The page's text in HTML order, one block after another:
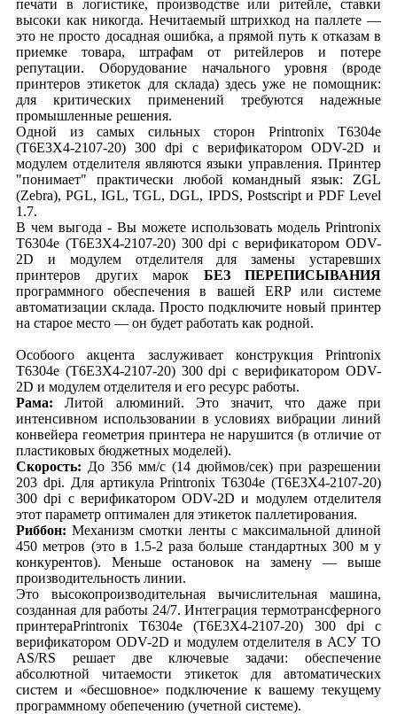
печати в логистике, производстве или ритейле, ставки
высоки как никогда. Нечитаемый штрихкод на паллете —
это не просто досадная ошибка, а прямой путь к отказам в
приемке товара, штрафам от ритейлеров и потере
репутации. Оборудование начального уровня (вроде
принтеров этикеток для склада) здесь уже не помощник:
для критических применений требуются надежные
промышленные решения.
Одной из самых сильных сторон Printronix T6304e
(T6E3X4-2107-20) 300 dpi с верификатором ODV-2D и
модулем отделителя являются языки управления. Принтер
"понимает" практически любой командный язык: ZGL
(Zebra), PGL, IGL, TGL, DGL, IPDS, Postscript и PDF Level
1.7.
В чем выгода - Вы можете использовать модель Printronix
T6304e (T6E3X4-2107-20) 300 dpi с верификатором ODV-
2D и модулем отделителя для замены устаревших
принтеров других марок БЕЗ ПЕРЕПИСЫВАНИЯ
программного обеспечения в вашей ERP или системе
автоматизации склада. Просто подключите новый принтер
на старое место — он будет работать как родной.
Особоого акцента заслуживает конструкция Printronix
T6304e (T6E3X4-2107-20) 300 dpi с верификатором ODV-
2D и модулем отделителя и его ресурс работы.
Рама: Литой алюминий. Это значит, что даже при
интенсивном использовании в условиях вибрации линий
конвейера геометрия принтера не нарушится (в отличие от
пластиковых бюджетных моделей).
Скорость: До 356 мм/с (14 дюймов/сек) при разрешении
203 dpi. Для артикула Printronix T6304e (T6E3X4-2107-20)
300 dpi с верификатором ODV-2D и модулем отделителя
этот параметр оптимален для этикеток паллетирования.
Риббон: Механизм смотки ленты с максимальной длиной
450 метров (это в 1.5-2 раза больше стандартных 300 м у
конкурентов). Меньше остановок на замену — выше
производительность линии.
Это высокопроизводительная вычислительная машина,
созданная для работы 24/7. Интеграция термотрансферного
принтераPrintronix T6304e (T6E3X4-2107-20) 300 dpi с
верификатором ODV-2D и модулем отделителя в АСУ ТО
AS/RS решает две ключевые задачи: обеспечение
абсолютной читаемости этикеток для автоматических
систем и «бесшовное» подключение к вашему текущему
программному обепечению (учетной системе).